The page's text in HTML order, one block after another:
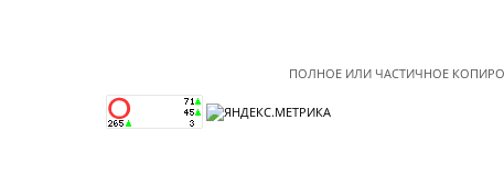
ПОЛНОЕ ИЛИ ЧАСТИЧНОЕ